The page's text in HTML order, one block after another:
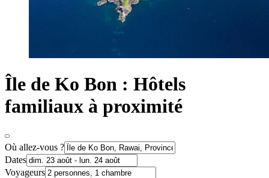
Île de Ko Bon : Hôtels
familiaux à proximité
Où allez-vous ?
Dates
Voyageurs